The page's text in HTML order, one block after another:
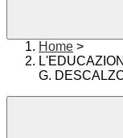
Home >
G.